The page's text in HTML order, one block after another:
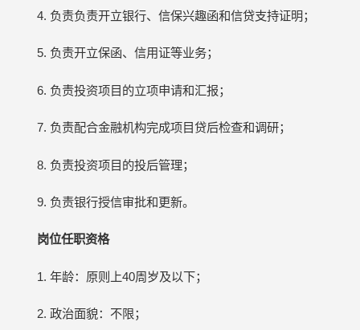
4. 负责负责开立银行、信保兴趣函和信贷支持证明；
5. 负责开立保函、信用证等业务；
6. 负责投资项目的立项申请和汇报；
7. 负责配合金融机构完成项目贷后检查和调研；
8. 负责投资项目的投后管理；
9. 负责银行授信审批和更新。
岗位任职资格
1. 年龄：原则上40周岁及以下；
2. 政治面貌：不限；